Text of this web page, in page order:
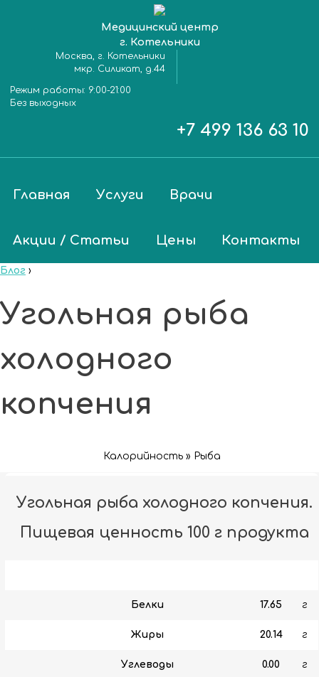
Медицинский центр
г. Котельники
Москва, г. Котельники
мкр. Силикат, д.44
Режим работы: 9:00-21:00
Без выходных
+7 499 136 63 10
Главная Услуги Врачи
Акции / Статьи Цены Контакты
Блог ›
Угольная рыба
холодного
копчения
Калорийность » Рыба
Угольная рыба холодного копчения.
Пищевая ценность 100 г продукта
Белки 17.65 г
Жиры 20.14 г
Углеводы 0.00 г